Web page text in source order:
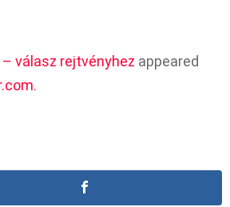
– válasz rejtvényhez appeared
.